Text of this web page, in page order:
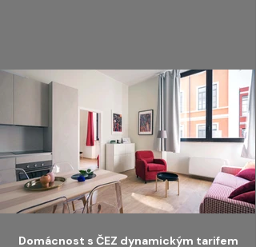
Domácnost s ČEZ dynamickým tarifem